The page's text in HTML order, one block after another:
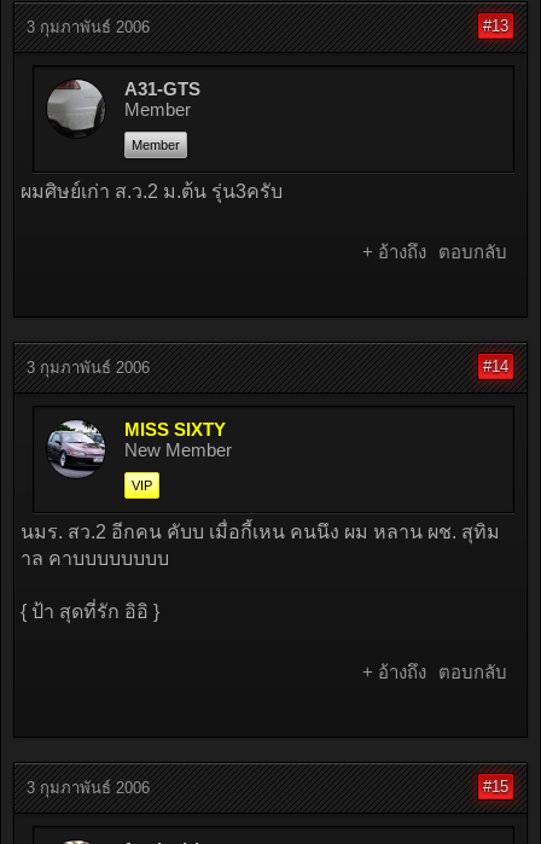
3 กุมภาพันธ์ 2006 #13
A31-GTS
Member
Member
ผมศิษย์เก่า ส.ว.2 ม.ต้น รุ่น3ครับ
+ อ้างถึง ตอบกลับ
3 กุมภาพันธ์ 2006 #14
MISS SIXTY
New Member
VIP
นมร. สว.2 อีกคน คับบ เมื่อกี้เหน คนนึง ผม หลาน ผช. สุทิม
าล คาบบบบบบบบ
{ ป้า สุดที่รัก อิอิ }
+ อ้างถึง ตอบกลับ
3 กุมภาพันธ์ 2006 #15